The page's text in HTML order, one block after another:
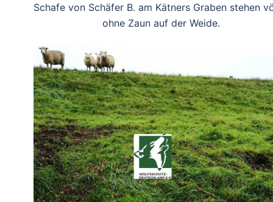
Schafe von Schäfer B. am Kätners Graben stehen
ohne Zaun auf der Weide.